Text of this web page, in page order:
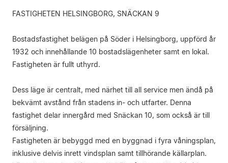
FASTIGHETEN HELSINGBORG, SNÄCKAN 9
Bostadsfastighet belägen på Söder i Helsingborg, uppförd år
1932 och innehållande 10 bostadslägenheter samt en lokal.
Fastigheten är fullt uthyrd.
Dess läge är centralt, med närhet till all service men ändå på
bekvämt avstånd från stadens in- och utfarter. Denna
fastighet delar innergård med Snäckan 10, som också är till
försäljning.
Fastigheten är bebyggd med en byggnad i fyra våningsplan,
inklusive delvis inrett vindsplan samt tillhörande källarplan.